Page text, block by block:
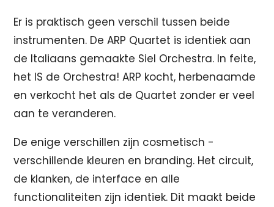
Er is praktisch geen verschil tussen beide
instrumenten. De ARP Quartet is identiek aan
de Italiaans gemaakte Siel Orchestra. In feite,
het IS de Orchestra! ARP kocht, herbenaamde
en verkocht het als de Quartet zonder er veel
aan te veranderen.
De enige verschillen zijn cosmetisch -
verschillende kleuren en branding. Het circuit,
de klanken, de interface en alle
functionaliteiten zijn identiek. Dit maakt beide